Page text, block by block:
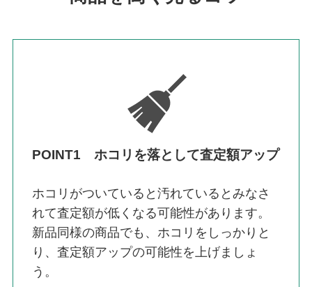
POINT1 ホコリを落として査定額アップ
ホコリがついていると汚れているとみなさ
れて査定額が低くなる可能性があります。
新品同様の商品でも、ホコリをしっかりと
り、査定額アップの可能性を上げましょ
う。